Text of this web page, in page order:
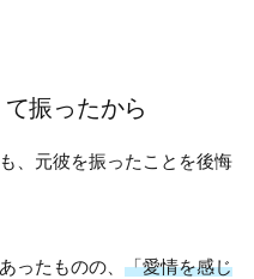
振ったから
、元彼を振ったことを後悔
ったものの、 「愛情を感じ